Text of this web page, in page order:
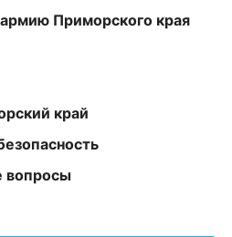
Приморского края
край
вопросы